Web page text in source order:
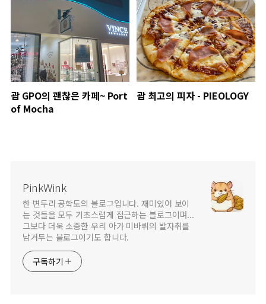
괌 GPO의 괜찮은 카페~ Port
of Mocha
괌 최고의 피자 - PIEOLOGY
PinkWink
한 변두리 공학도의 블로그입니다. 재미있어 보이
는 것들을 모두 기초스럽게 접근하는 블로그이며...
그보다 더욱 소중한 우리 아가 미바뤼의 발자취를
남겨두는 블로그이기도 합니다.
구독하기